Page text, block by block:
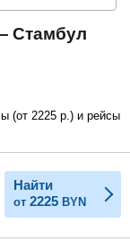
Октябрь
Стамбул
(от 2225 р. ) и рейсы
Найти
от 2225 BYN